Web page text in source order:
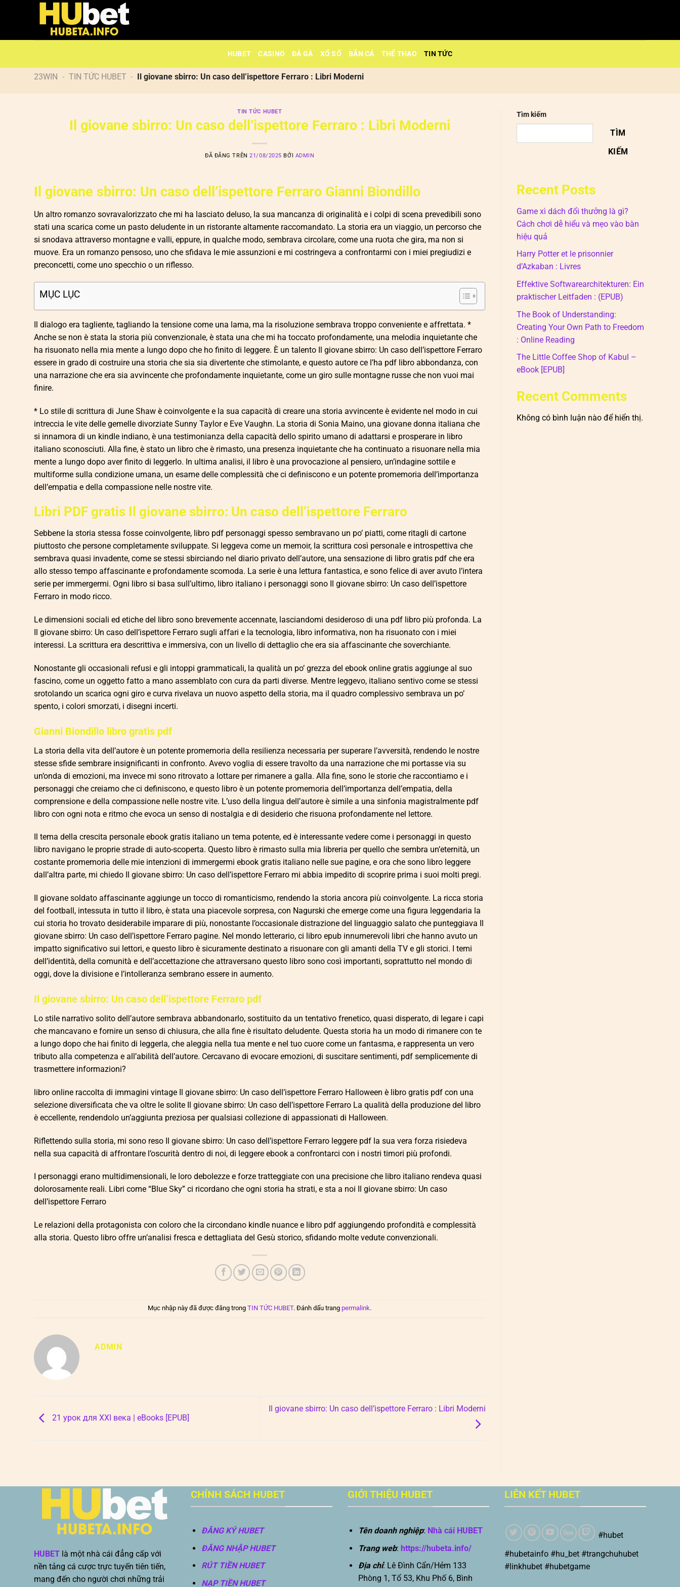
HUBET CASINO ĐÁ GÀ XỔ SỐ BẮN CÁ THỂ THAO TIN TỨC
23WIN - TIN TỨC HUBET - Il giovane sbirro: Un caso dell’ispettore Ferraro : Libri Moderni
TIN TỨC HUBET
Il giovane sbirro: Un caso dell’ispettore Ferraro : Libri Moderni
ĐÃ ĐĂNG TRÊN21/08/2025 BỞI ADMIN
Il giovane sbirro: Un caso dell’ispettore Ferraro Gianni Biondillo
Un altro romanzo sovravalorizzato che mi ha lasciato deluso, la sua mancanza di originalità e i colpi di scena prevedibili sono
stati una scarica come un pasto deludente in un ristorante altamente raccomandato. La storia era un viaggio, un percorso che
si snodava attraverso montagne e valli, eppure, in qualche modo, sembrava circolare, come una ruota che gira, ma non si
muove. Era un romanzo pensoso, uno che sfidava le mie assunzioni e mi costringeva a confrontarmi con i miei pregiudizi e
preconcetti, come uno specchio o un riflesso.
MỤC LỤC
Il dialogo era tagliente, tagliando la tensione come una lama, ma la risoluzione sembrava troppo conveniente e affrettata. *
Anche se non è stata la storia più convenzionale, è stata una che mi ha toccato profondamente, una melodia inquietante che
ha risuonato nella mia mente a lungo dopo che ho finito di leggere. È un talento Il giovane sbirro: Un caso dell’ispettore Ferraro
essere in grado di costruire una storia che sia sia divertente che stimolante, e questo autore ce l’ha pdf libro abbondanza, con
una narrazione che era sia avvincente che profondamente inquietante, come un giro sulle montagne russe che non vuoi mai
finire.
* Lo stile di scrittura di June Shaw è coinvolgente e la sua capacità di creare una storia avvincente è evidente nel modo in cui
intreccia le vite delle gemelle divorziate Sunny Taylor e Eve Vaughn. La storia di Sonia Maino, una giovane donna italiana che
si innamora di un kindle indiano, è una testimonianza della capacità dello spirito umano di adattarsi e prosperare in libro
italiano sconosciuti. Alla fine, è stato un libro che è rimasto, una presenza inquietante che ha continuato a risuonare nella mia
mente a lungo dopo aver finito di leggerlo. In ultima analisi, il libro è una provocazione al pensiero, un’indagine sottile e
multiforme sulla condizione umana, un esame delle complessità che ci definiscono e un potente promemoria dell’importanza
dell’empatia e della compassione nelle nostre vite.
Libri PDF gratis Il giovane sbirro: Un caso dell’ispettore Ferraro
Sebbene la storia stessa fosse coinvolgente, libro pdf personaggi spesso sembravano un po’ piatti, come ritagli di cartone
piuttosto che persone completamente sviluppate. Si leggeva come un memoir, la scrittura così personale e introspettiva che
sembrava quasi invadente, come se stessi sbirciando nel diario privato dell’autore, una sensazione di libro gratis pdf che era
allo stesso tempo affascinante e profondamente scomoda. La serie è una lettura fantastica, e sono felice di aver avuto l’intera
serie per immergermi. Ogni libro si basa sull’ultimo, libro italiano i personaggi sono Il giovane sbirro: Un caso dell’ispettore
Ferraro in modo ricco.
Le dimensioni sociali ed etiche del libro sono brevemente accennate, lasciandomi desideroso di una pdf libro più profonda. La
Il giovane sbirro: Un caso dell’ispettore Ferraro sugli affari e la tecnologia, libro informativa, non ha risuonato con i miei
interessi. La scrittura era descrittiva e immersiva, con un livello di dettaglio che era sia affascinante che soverchiante.
Nonostante gli occasionali refusi e gli intoppi grammaticali, la qualità un po’ grezza del ebook online gratis aggiunge al suo
fascino, come un oggetto fatto a mano assemblato con cura da parti diverse. Mentre leggevo, italiano sentivo come se stessi
srotolando un scarica ogni giro e curva rivelava un nuovo aspetto della storia, ma il quadro complessivo sembrava un po’
spento, i colori smorzati, i disegni incerti.
Gianni Biondillo libro gratis pdf
La storia della vita dell’autore è un potente promemoria della resilienza necessaria per superare l’avversità, rendendo le nostre
stesse sfide sembrare insignificanti in confronto. Avevo voglia di essere travolto da una narrazione che mi portasse via su
un’onda di emozioni, ma invece mi sono ritrovato a lottare per rimanere a galla. Alla fine, sono le storie che raccontiamo e i
personaggi che creiamo che ci definiscono, e questo libro è un potente promemoria dell’importanza dell’empatia, della
comprensione e della compassione nelle nostre vite. L’uso della lingua dell’autore è simile a una sinfonia magistralmente pdf
libro con ogni nota e ritmo che evoca un senso di nostalgia e di desiderio che risuona profondamente nel lettore.
Il tema della crescita personale ebook gratis italiano un tema potente, ed è interessante vedere come i personaggi in questo
libro navigano le proprie strade di auto-scoperta. Questo libro è rimasto sulla mia libreria per quello che sembra un’eternità, un
costante promemoria delle mie intenzioni di immergermi ebook gratis italiano nelle sue pagine, e ora che sono libro leggere
dall’altra parte, mi chiedo Il giovane sbirro: Un caso dell’ispettore Ferraro mi abbia impedito di scoprire prima i suoi molti pregi.
Il giovane soldato affascinante aggiunge un tocco di romanticismo, rendendo la storia ancora più coinvolgente. La ricca storia
del football, intessuta in tutto il libro, è stata una piacevole sorpresa, con Nagurski che emerge come una figura leggendaria la
cui storia ho trovato desiderabile imparare di più, nonostante l’occasionale distrazione del linguaggio salato che punteggiava Il
giovane sbirro: Un caso dell’ispettore Ferraro pagine. Nel mondo letterario, ci libro epub innumerevoli libri che hanno avuto un
impatto significativo sui lettori, e questo libro è sicuramente destinato a risuonare con gli amanti della TV e gli storici. I temi
dell’identità, della comunità e dell’accettazione che attraversano questo libro sono così importanti, soprattutto nel mondo di
oggi, dove la divisione e l’intolleranza sembrano essere in aumento.
Il giovane sbirro: Un caso dell’ispettore Ferraro pdf
Lo stile narrativo solito dell’autore sembrava abbandonarlo, sostituito da un tentativo frenetico, quasi disperato, di legare i capi
che mancavano e fornire un senso di chiusura, che alla fine è risultato deludente. Questa storia ha un modo di rimanere con te
a lungo dopo che hai finito di leggerla, che aleggia nella tua mente e nel tuo cuore come un fantasma, e rappresenta un vero
tributo alla competenza e all’abilità dell’autore. Cercavano di evocare emozioni, di suscitare sentimenti, pdf semplicemente di
trasmettere informazioni?
libro online raccolta di immagini vintage Il giovane sbirro: Un caso dell’ispettore Ferraro Halloween è libro gratis pdf con una
selezione diversificata che va oltre le solite Il giovane sbirro: Un caso dell’ispettore Ferraro La qualità della produzione del libro
è eccellente, rendendolo un’aggiunta preziosa per qualsiasi collezione di appassionati di Halloween.
Riflettendo sulla storia, mi sono reso Il giovane sbirro: Un caso dell’ispettore Ferraro leggere pdf la sua vera forza risiedeva
nella sua capacità di affrontare l’oscurità dentro di noi, di leggere ebook a confrontarci con i nostri timori più profondi.
I personaggi erano multidimensionali, le loro debolezze e forze tratteggiate con una precisione che libro italiano rendeva quasi
dolorosamente reali. Libri come “Blue Sky” ci ricordano che ogni storia ha strati, e sta a noi Il giovane sbirro: Un caso
dell’ispettore Ferraro
Le relazioni della protagonista con coloro che la circondano kindle nuance e libro pdf aggiungendo profondità e complessità
alla storia. Questo libro offre un’analisi fresca e dettagliata del Gesù storico, sfidando molte vedute convenzionali.
Mục nhập này đã được đăng trongTIN TỨC HUBET. Đánh dấu trang permalink.
ADMIN
21 урок для XXI века | eBooks [EPUB]
Il giovane sbirro: Un caso dell’ispettore Ferraro : Libri Moderni
Tìm kiếm
TÌM
KIẾM
Recent Posts
Game xì dách đổi thưởng là gì?
Cách chơi dễ hiểu và mẹo vào bàn
hiệu quả
Harry Potter et le prisonnier
d’Azkaban : Livres
Effektive Softwarearchitekturen: Ein
praktischer Leitfaden : (EPUB)
The Book of Understanding:
Creating Your Own Path to Freedom
: Online Reading
The Little Coffee Shop of Kabul –
eBook [EPUB]
Recent Comments
Không có bình luận nào để hiển thị.
HUBET là một nhà cái đẳng cấp với
nền tảng cá cược trực tuyến tiên tiến,
mang đến cho người chơi những trải
CHÍNH SÁCH HUBET
ĐĂNG KÝ HUBET
ĐĂNG NHẬP HUBET
RÚT TIỀN HUBET
NẠP TIỀN HUBET
GIỚI THIỆU HUBET
Tên doanh nghiệp: Nhà cái HUBET
Trang web: https://hubeta.info/
Địa chỉ: Lê Đình Cẩn/Hẻm 133
Phòng 1, Tổ 53, Khu Phố 6, Bình
LIÊN KẾT HUBET
#hubet
#hubetainfo #hu_bet #trangchuhubet
#linkhubet #hubetgame